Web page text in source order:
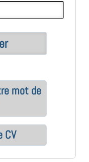
mot de
CV